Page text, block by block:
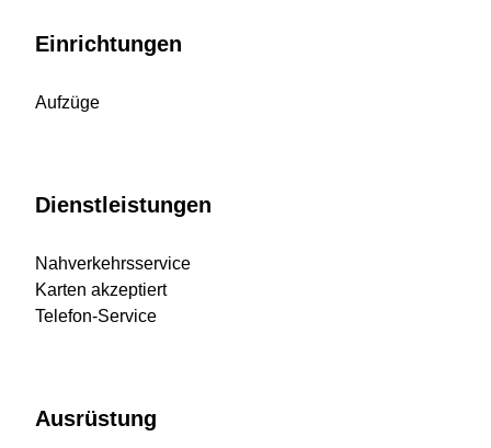
Einrichtungen
Aufzüge
Dienstleistungen
Nahverkehrsservice
Karten akzeptiert
Telefon-Service
Ausrüstung